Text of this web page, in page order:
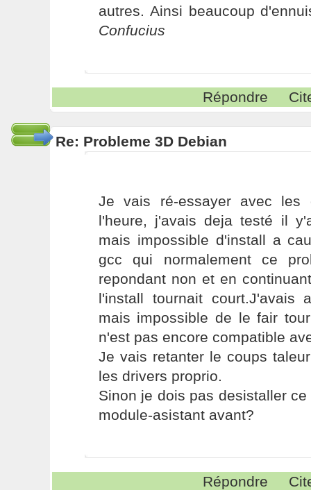
autres. Ainsi beaucoup
Confucius
Répondre
Re: Probleme 3D Debian
Je vais ré-essayer avec les
l'heure, j'avais deja testé il
mais impossible d'install a
gcc qui normalement ce
repondant non et en
l'install tournait court.J'avais
mais impossible de le fair
n'est pas encore compatible
Je vais retanter le coups
les drivers proprio.
Sinon je dois pas desistaller
module-asistant avant?
Répondre